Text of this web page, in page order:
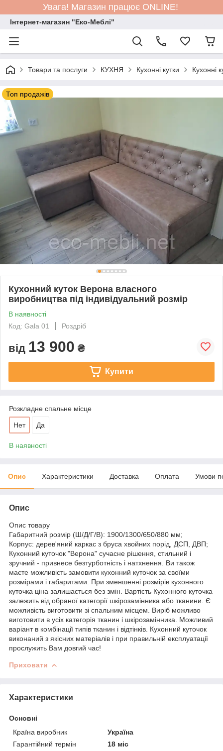
Увага! Магазин працює ONLINE!
Інтернет-магазин "Еко-Меблі"
Товари та послуги КУХНЯ Кухонні кутки Кухонні
Топ продажів
Кухонний куток Верона власного
виробництва під індивідуальний розмір
В наявності
Код: Gala 01
Роздріб
від 13 900 ₴
Купити
Розкладне спальне місце
Нет Да
В наявності
Опис Характеристики Доставка Оплата Умови
Опис
Опис товару
Габаритний розмір (Ш/Д/Г/В): 1900/1300/650/880 мм;
Корпус: дерев'яний каркас з бруса хвойних порід, ДСП, ДВП;
Кухонний куточок "Верона" сучасне рішення, стильний і
зручний - привнесе безтурботність і натхнення. Ви також
маєте можливість замовити кухонний куточок за своїми
розмірами і габаритами. При зменшенні розмірів кухонного
куточка ціна залишається без змін. Вартість Кухонного куточка
залежить від обраної категорії шкірозамінника або тканини. Є
можливість виготовити зі спальним місцем. Виріб можливо
виготовити в усіх категорія тканин і шкірозамінника. Можливий
варіант в комбінації типів тканин і відтінків. Кухонний куточок
виконаний з якісних матеріалів і при правильній експлуатації
прослужить Вам довгий час!
Приховати
Характеристики
Основні
Країна виробник
Україна
Гарантійний термін
18 міс